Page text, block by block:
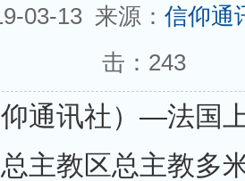
03-13 来源： 信仰通
击： 243
通讯社）—法国
主教区总主教多